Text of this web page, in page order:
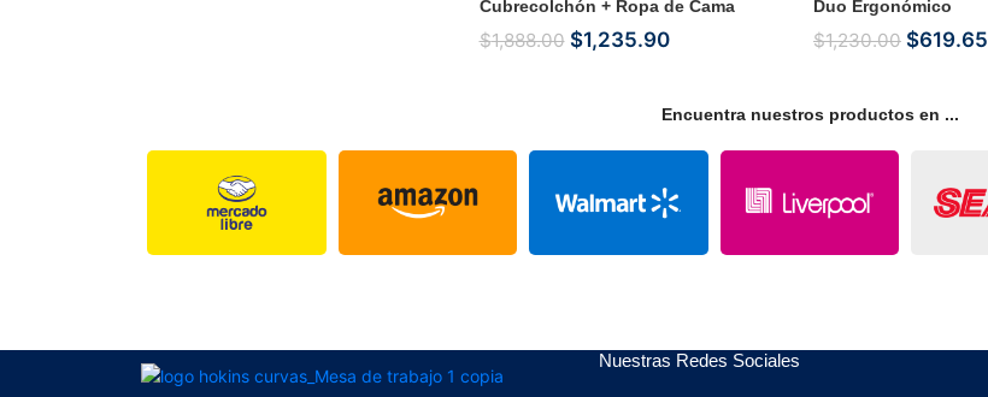
Cubrecolchón + Ropa de Cama
$1,888.00 $1,235.90
Duo Ergonómico
$1,230.00 $619.65
Encuentra nuestros productos en ...
Nuestras Redes Sociales